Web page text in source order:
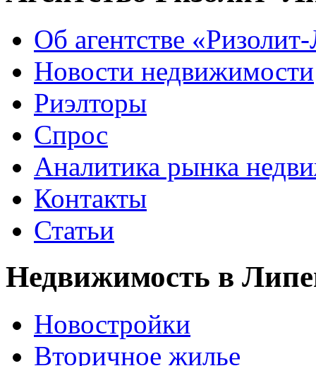
Об агентстве
Новости недвижимости
Риэлторы
Спрос
Аналитика рынка
Контакты
Статьи
Недвижимость в
Новостройки
Вторичное жилье